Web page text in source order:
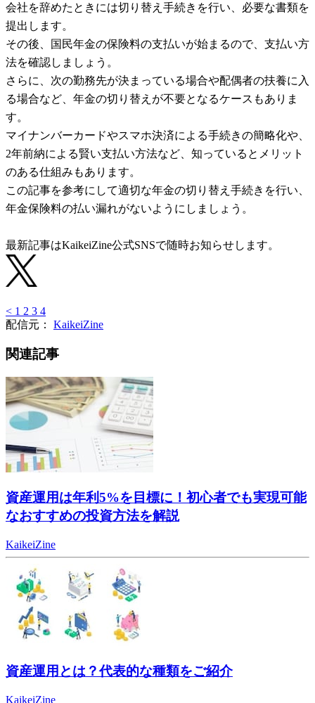
会社を辞めたときには切り替え手続きを行い、必要な書類を
提出します。
その後、国民年金の保険料の支払いが始まるので、支払い方
法を確認しましょう。
さらに、次の勤務先が決まっている場合や配偶者の扶養に入
る場合など、年金の切り替えが不要となるケースもありま
す。
マイナンバーカードやスマホ決済による手続きの簡略化や、
2年前納による賢い支払い方法など、知っているとメリット
のある仕組みもあります。
この記事を参考にして適切な年金の切り替え手続きを行い、
年金保険料の払い漏れがないようにしましょう。
最新記事はKaikeiZine公式SNSで随時お知らせします。
< 1 2 3 4
配信元： KaikeiZine
関連記事
資産運用は年利5%を目標に！初心者でも実現可能
なおすすめの投資方法を解説
KaikeiZine
資産運用とは？代表的な種類をご紹介
KaikeiZine